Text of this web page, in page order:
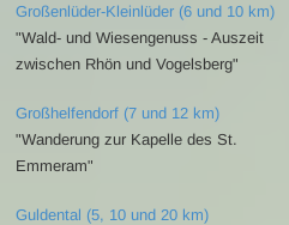
Großenlüder-Kleinlüder (6 und 10 km)
"Wald- und Wiesengenuss - Auszeit
zwischen Rhön und Vogelsberg"
Großhelfendorf (7 und 12 km)
"Wanderung zur Kapelle des St.
Emmeram"
Guldental (5, 10 und 20 km)